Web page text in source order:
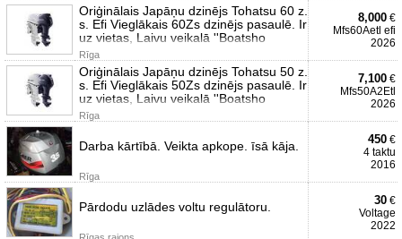
Oriģinālais Japāņu dzinējs Tohatsu 60 z.
s. Efi Vieglākais 60Zs dzinējs pasaulē. Ir
uz vietas, Laivu veikalā ''Boatsho
Rīga
8,000 €
Mfs60Aetl efi
2026
Oriģinālais Japāņu dzinējs Tohatsu 50 z.
s. Efi Vieglākais 50Zs dzinējs pasaulē. Ir
uz vietas, Laivu veikalā ''Boatsho
Rīga
7,100 €
Mfs50A2Etl
2026
Darba kārtībā. Veikta apkope. īsā kāja.
Rīga
450 €
4 taktu
2016
Pārdodu uzlādes voltu regulātoru. 30 €
Voltage
2022